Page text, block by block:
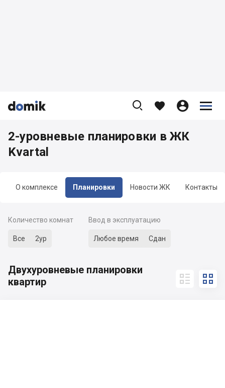


    


О комплексе Планировки Новости ЖК Контакты
2-уровневые планировки в ЖК
Kvartal
Количество комнат
Все 2ур
Ввод в эксплуатацию
Любое время Сдан
Двухуровневые планировки
квартир
 